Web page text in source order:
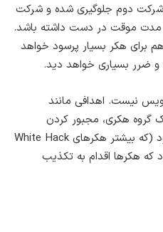
شرکت دوم جلوگیری شده و شرکت
آن مدت موقت در دست داشته باشد.
برای هکر بسیار پرسود خواهد
ضرر بسیاری خواهد دید.
نیست. اهدافی مانند
گروه هکری، مجبور کردن
سرویسی برای بالا بردن امنیت خود (که بیشتر هکرهای White Hack
هکرها اقدام به تکذیب